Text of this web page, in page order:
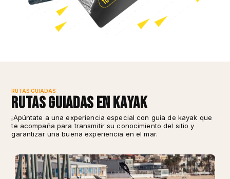
RUTAS GUIADAS
Rutas guiadas en Kayak
¡Apúntate a una experiencia especial con guía de kayak que
te acompaña para transmitir su conocimiento del sitio y
garantizar una buena experiencia en el mar.